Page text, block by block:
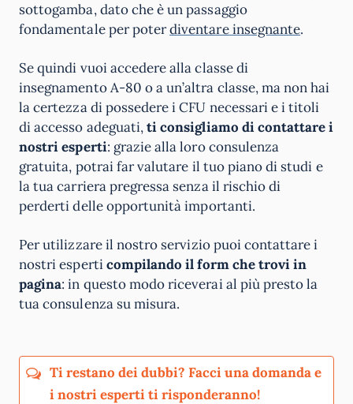
sottogamba, dato che è un passaggio
fondamentale per poterdiventare insegnante.
Se quindi vuoi accedere alla classe di
insegnamento A-80 o a un’altra classe, ma non hai
la certezza di possedere i CFU necessari e i titoli
di accesso adeguati,ti consigliamo di contattare i
nostri esperti: grazie alla loro consulenza
gratuita, potrai far valutare il tuo piano di studi e
la tua carriera pregressa senza il rischio di
perderti delle opportunità importanti.
Per utilizzare il nostro servizio puoi contattare i
nostri esperticompilando il form che trovi in
pagina: in questo modo riceverai al più presto la
tua consulenza su misura.